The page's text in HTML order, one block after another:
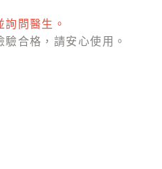
問醫生。
合格，請安心使用。